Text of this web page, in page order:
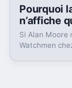
Pourquoi
n’affiche
Si Alan Moore
Watchmen